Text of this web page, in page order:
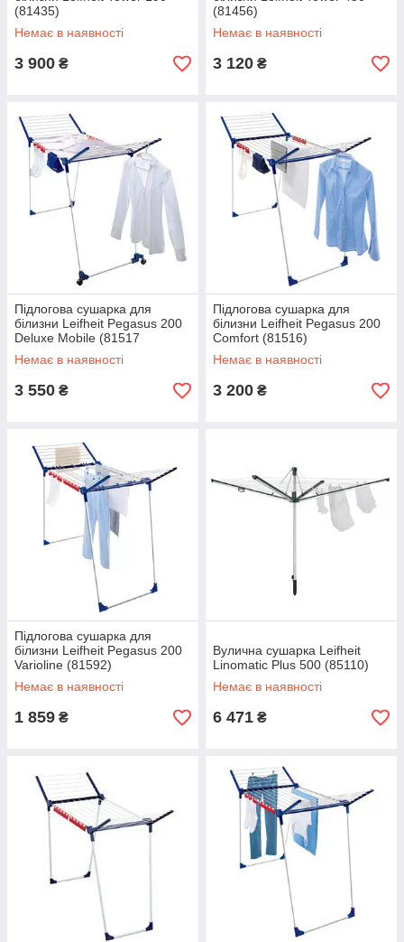
(81435)
Немає в наявності
3 900 ₴
(81456)
Немає в наявності
3 120 ₴
Підлогова сушарка для
білизни Leifheit Pegasus 200
Deluxe Mobile (81517
Немає в наявності
3 550 ₴
Підлогова сушарка для
білизни Leifheit Pegasus 200
Comfort (81516)
Немає в наявності
3 200 ₴
Підлогова сушарка для
білизни Leifheit Pegasus 200
Varioline (81592)
Немає в наявності
1 859 ₴
Вулична сушарка Leifheit
Linomatic Plus 500 (85110)
Немає в наявності
6 471 ₴